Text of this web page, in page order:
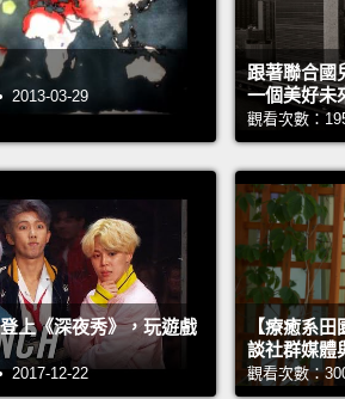
2013-03-29
跟著聯合國
一個美好未
觀看次數：
上《深夜秀》，玩遊戲
2017-12-22
【療癒系
談社群媒體
觀看次數：